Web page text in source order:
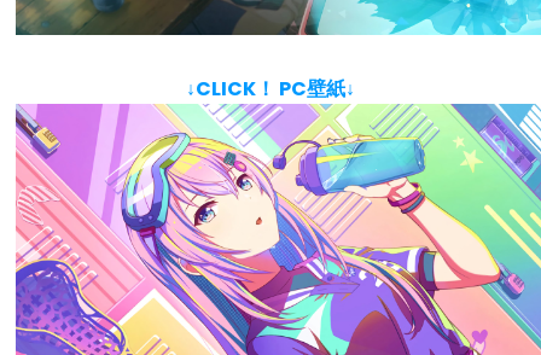
↓CLICK！ PC壁紙↓